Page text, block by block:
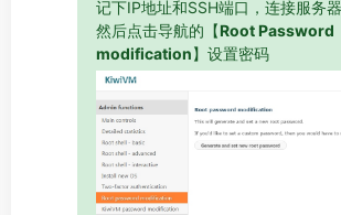
记下IP地址和SSH端口，连接服务
然后点击导航的【Root Password
modification】设置密码